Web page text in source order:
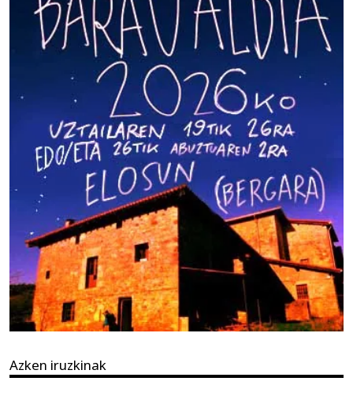
Azken iruzkinak